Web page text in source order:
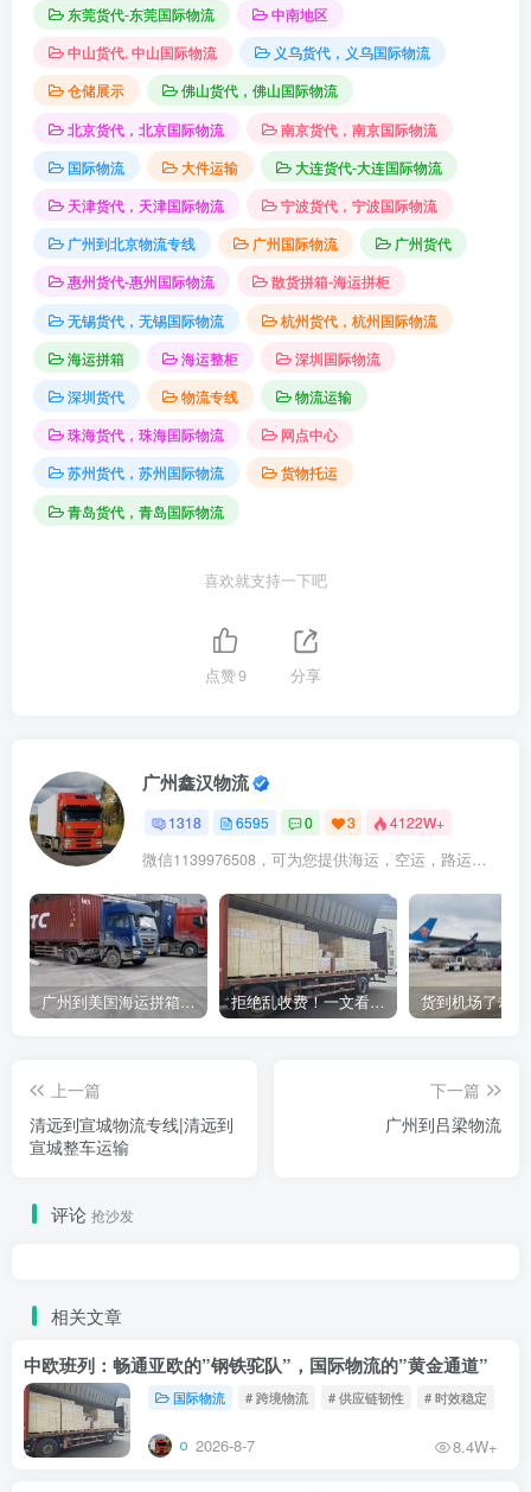
东莞货代-东莞国际物流
中南地区
中山货代. 中山国际物流
义乌货代，义乌国际物流
仓储展示
佛山货代，佛山国际物流
北京货代，北京国际物流
南京货代，南京国际物流
国际物流
大件运输
大连货代-大连国际物流
天津货代，天津国际物流
宁波货代，宁波国际物流
广州到北京物流专线
广州国际物流
广州货代
惠州货代-惠州国际物流
散货拼箱-海运拼柜
无锡货代，无锡国际物流
杭州货代，杭州国际物流
海运拼箱
海运整柜
深圳国际物流
深圳货代
物流专线
物流运输
珠海货代，珠海国际物流
网点中心
苏州货代，苏州国际物流
货物托运
青岛货代，青岛国际物流
喜欢就支持一下吧
点赞9 分享
广州鑫汉物流
1318 6595 0 3 4122W+
微信1139976508，可为您提供海运，空运，路运，铁路运输
广州到美国海运拼箱多少钱？2024年最新运费构成+隐藏费用避坑指南 拒绝乱收费！一文看懂中国货代计费套路，教你避开所有隐形坑
上一篇
清远到宣城物流专线|清远到
宣城整车运输
下一篇
广州到吕梁物流
评论 抢沙发
相关文章
中欧班列：畅通亚欧的”钢铁驼队”，国际物流的”黄金通道”
国际物流 # 跨境物流 # 供应链韧性 # 时效稳定
2026-8-7 8.4W+